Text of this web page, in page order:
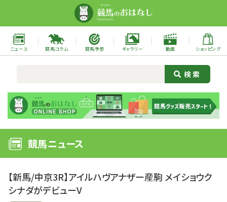
ニュース 競馬コラム 競馬予想 ギャラリー 動画 ショッピング
競馬ニュース
【新馬/中京3R】アイルハヴアナザー産駒 メイショウク
シナダがデビューV